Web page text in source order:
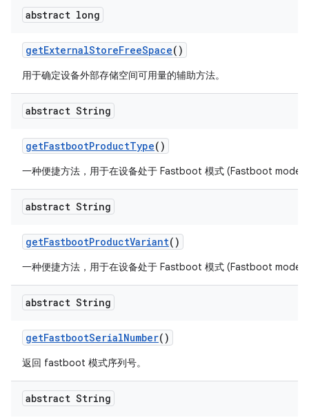
abstract long
getExternalStoreFreeSpace()
用于确定设备外部存储空间可用量的辅助方法。
abstract String
getFastbootProductType()
一种便捷方法，用于在设备处于 Fastboot 模式 (Fastboot mode)
abstract String
getFastbootProductVariant()
一种便捷方法，用于在设备处于 Fastboot 模式 (Fastboot mode)
abstract String
getFastbootSerialNumber()
返回 fastboot 模式序列号。
abstract String